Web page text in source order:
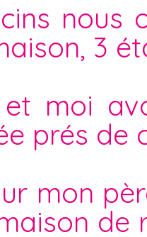
nous
3
moi
prés de
mon
de